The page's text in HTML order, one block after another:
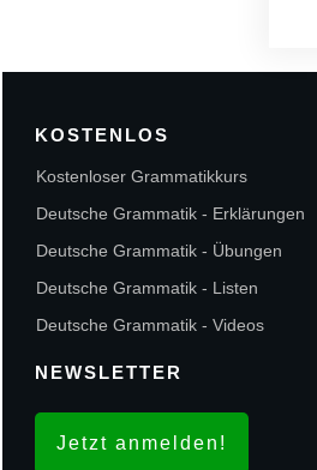
KOSTENLOS
Kostenloser Grammatikkurs
Deutsche Grammatik - Erklärungen
Deutsche Grammatik - Übungen
Deutsche Grammatik - Listen
Deutsche Grammatik - Videos
NEWSLETTER
Jetzt anmelden!